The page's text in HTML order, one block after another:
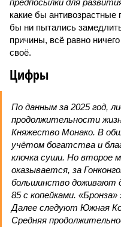
предпосылки для
какие бы
бы ни пытались
причины, всё равно
своё.
Цифры
По данным за 2025 год,
продолжительности
Княжество Монако. В
учётом богатства и
клочка суши. Но второе
оказывается, за
большинство доживают
85 с копейками.
Далее следуют Южная
Средняя